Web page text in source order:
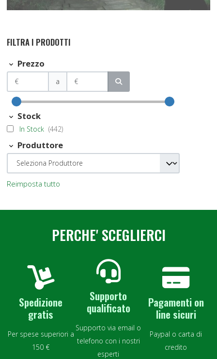
FILTRA I PRODOTTI
Prezzo
a
Stock
In Stock (442)
Produttore
Reimposta tutto
PERCHE' SCEGLIERCI
Spedizione
gratis
Per spese superiori a
150 €
Supporto
qualificato
Supporto via email o
telefono con i nostri
esperti
Pagamenti on
line sicuri
Paypal o carta di
credito